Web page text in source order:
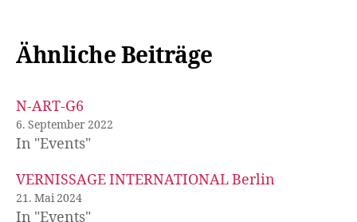
Ähnliche Beiträge
N-ART-G6
6. September 2022
In "Events"
VERNISSAGE INTERNATIONAL Berlin
21. Mai 2024
In "Events"